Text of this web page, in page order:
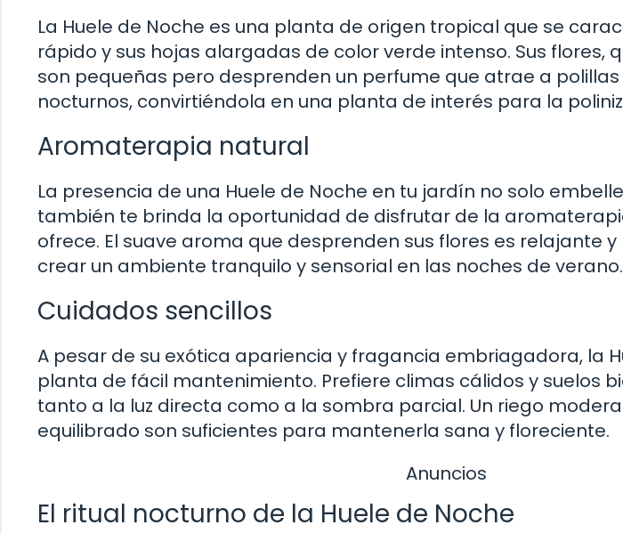
La Huele de Noche es una planta de origen tropical que se
rápido y sus hojas alargadas de color verde intenso. Sus flores,
son pequeñas pero desprenden un perfume que atrae a
nocturnos, convirtiéndola en una planta de interés para la
Aromaterapia natural
La presencia de una Huele de Noche en tu jardín no solo
también te brinda la oportunidad de disfrutar de la
ofrece. El suave aroma que desprenden sus flores es relajante
crear un ambiente tranquilo y sensorial en las noches de verano.
Cuidados sencillos
A pesar de su exótica apariencia y fragancia embriagadora, la
planta de fácil mantenimiento. Prefiere climas cálidos y suelos
tanto a la luz directa como a la sombra parcial. Un riego
equilibrado son suficientes para mantenerla sana y floreciente.
Anuncios
El ritual nocturno de la Huele de Noche